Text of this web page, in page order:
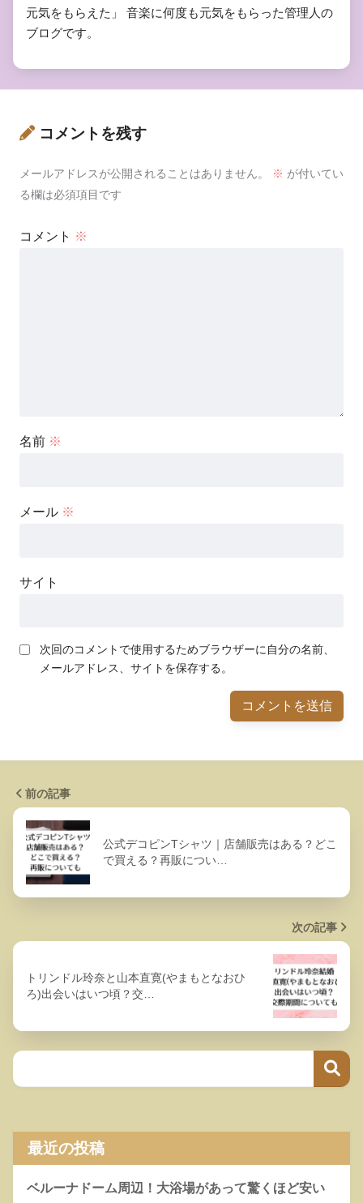
元気をもらえた」 音楽に何度も元気をもらった管理人の
ブログです。
コメントを残す
メールアドレスが公開されることはありません。 ※ が付いてい
る欄は必須項目です
コメント ※
名前 ※
メール ※
サイト
次回のコメントで使用するためブラウザーに自分の名前、
メールアドレス、サイトを保存する。
前の記事
公式デコピンTシャツ｜店舗販売はある？どこ
で買える？再販につい…
次の記事
トリンドル玲奈と山本直寛(やまもとなおひ
ろ)出会いはいつ頃？交…
最近の投稿
ベルーナドーム周辺！大浴場があって驚くほど安い